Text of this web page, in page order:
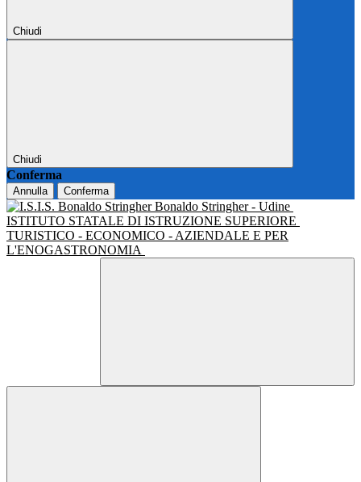
Chiudi
Chiudi
Conferma
Annulla Conferma
Bonaldo Stringher - Udine
ISTITUTO STATALE DI ISTRUZIONE SUPERIORE
TURISTICO - ECONOMICO - AZIENDALE E PER
L'ENOGASTRONOMIA